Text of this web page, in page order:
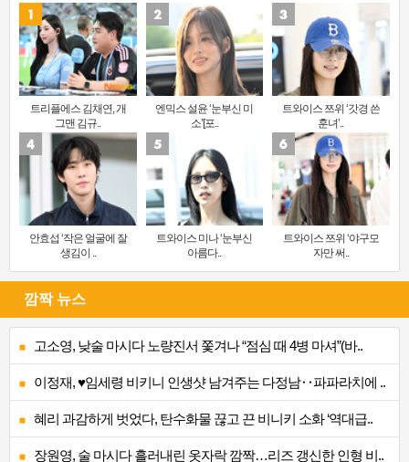
트리플에스 김채연, 개
그맨 김규..
엔믹스 설윤 ‘눈부신 미
소’[포..
트와이스 쯔위 ‘갓경 쓴
훈녀’..
안효섭 ‘작은 얼굴에 잘
생김이 ..
트와이스 미나 ‘눈부신
아름다..
트와이스 쯔위 ‘야구모
자만 써..
깜짝 뉴스
고소영, 낮술 마시다 노량진서 쫓겨나 “점심 때 4병 마셔”(바..
이정재, ♥임세령 비키니 인생샷 남겨주는 다정남‥파파라치에 ..
혜리 과감하게 벗었다, 탄수화물 끊고 끈 비니키 소화 ‘역대급..
장원영, 술 마시다 흘러내린 옷자락 깜짝…리즈 갱신한 인형 비..